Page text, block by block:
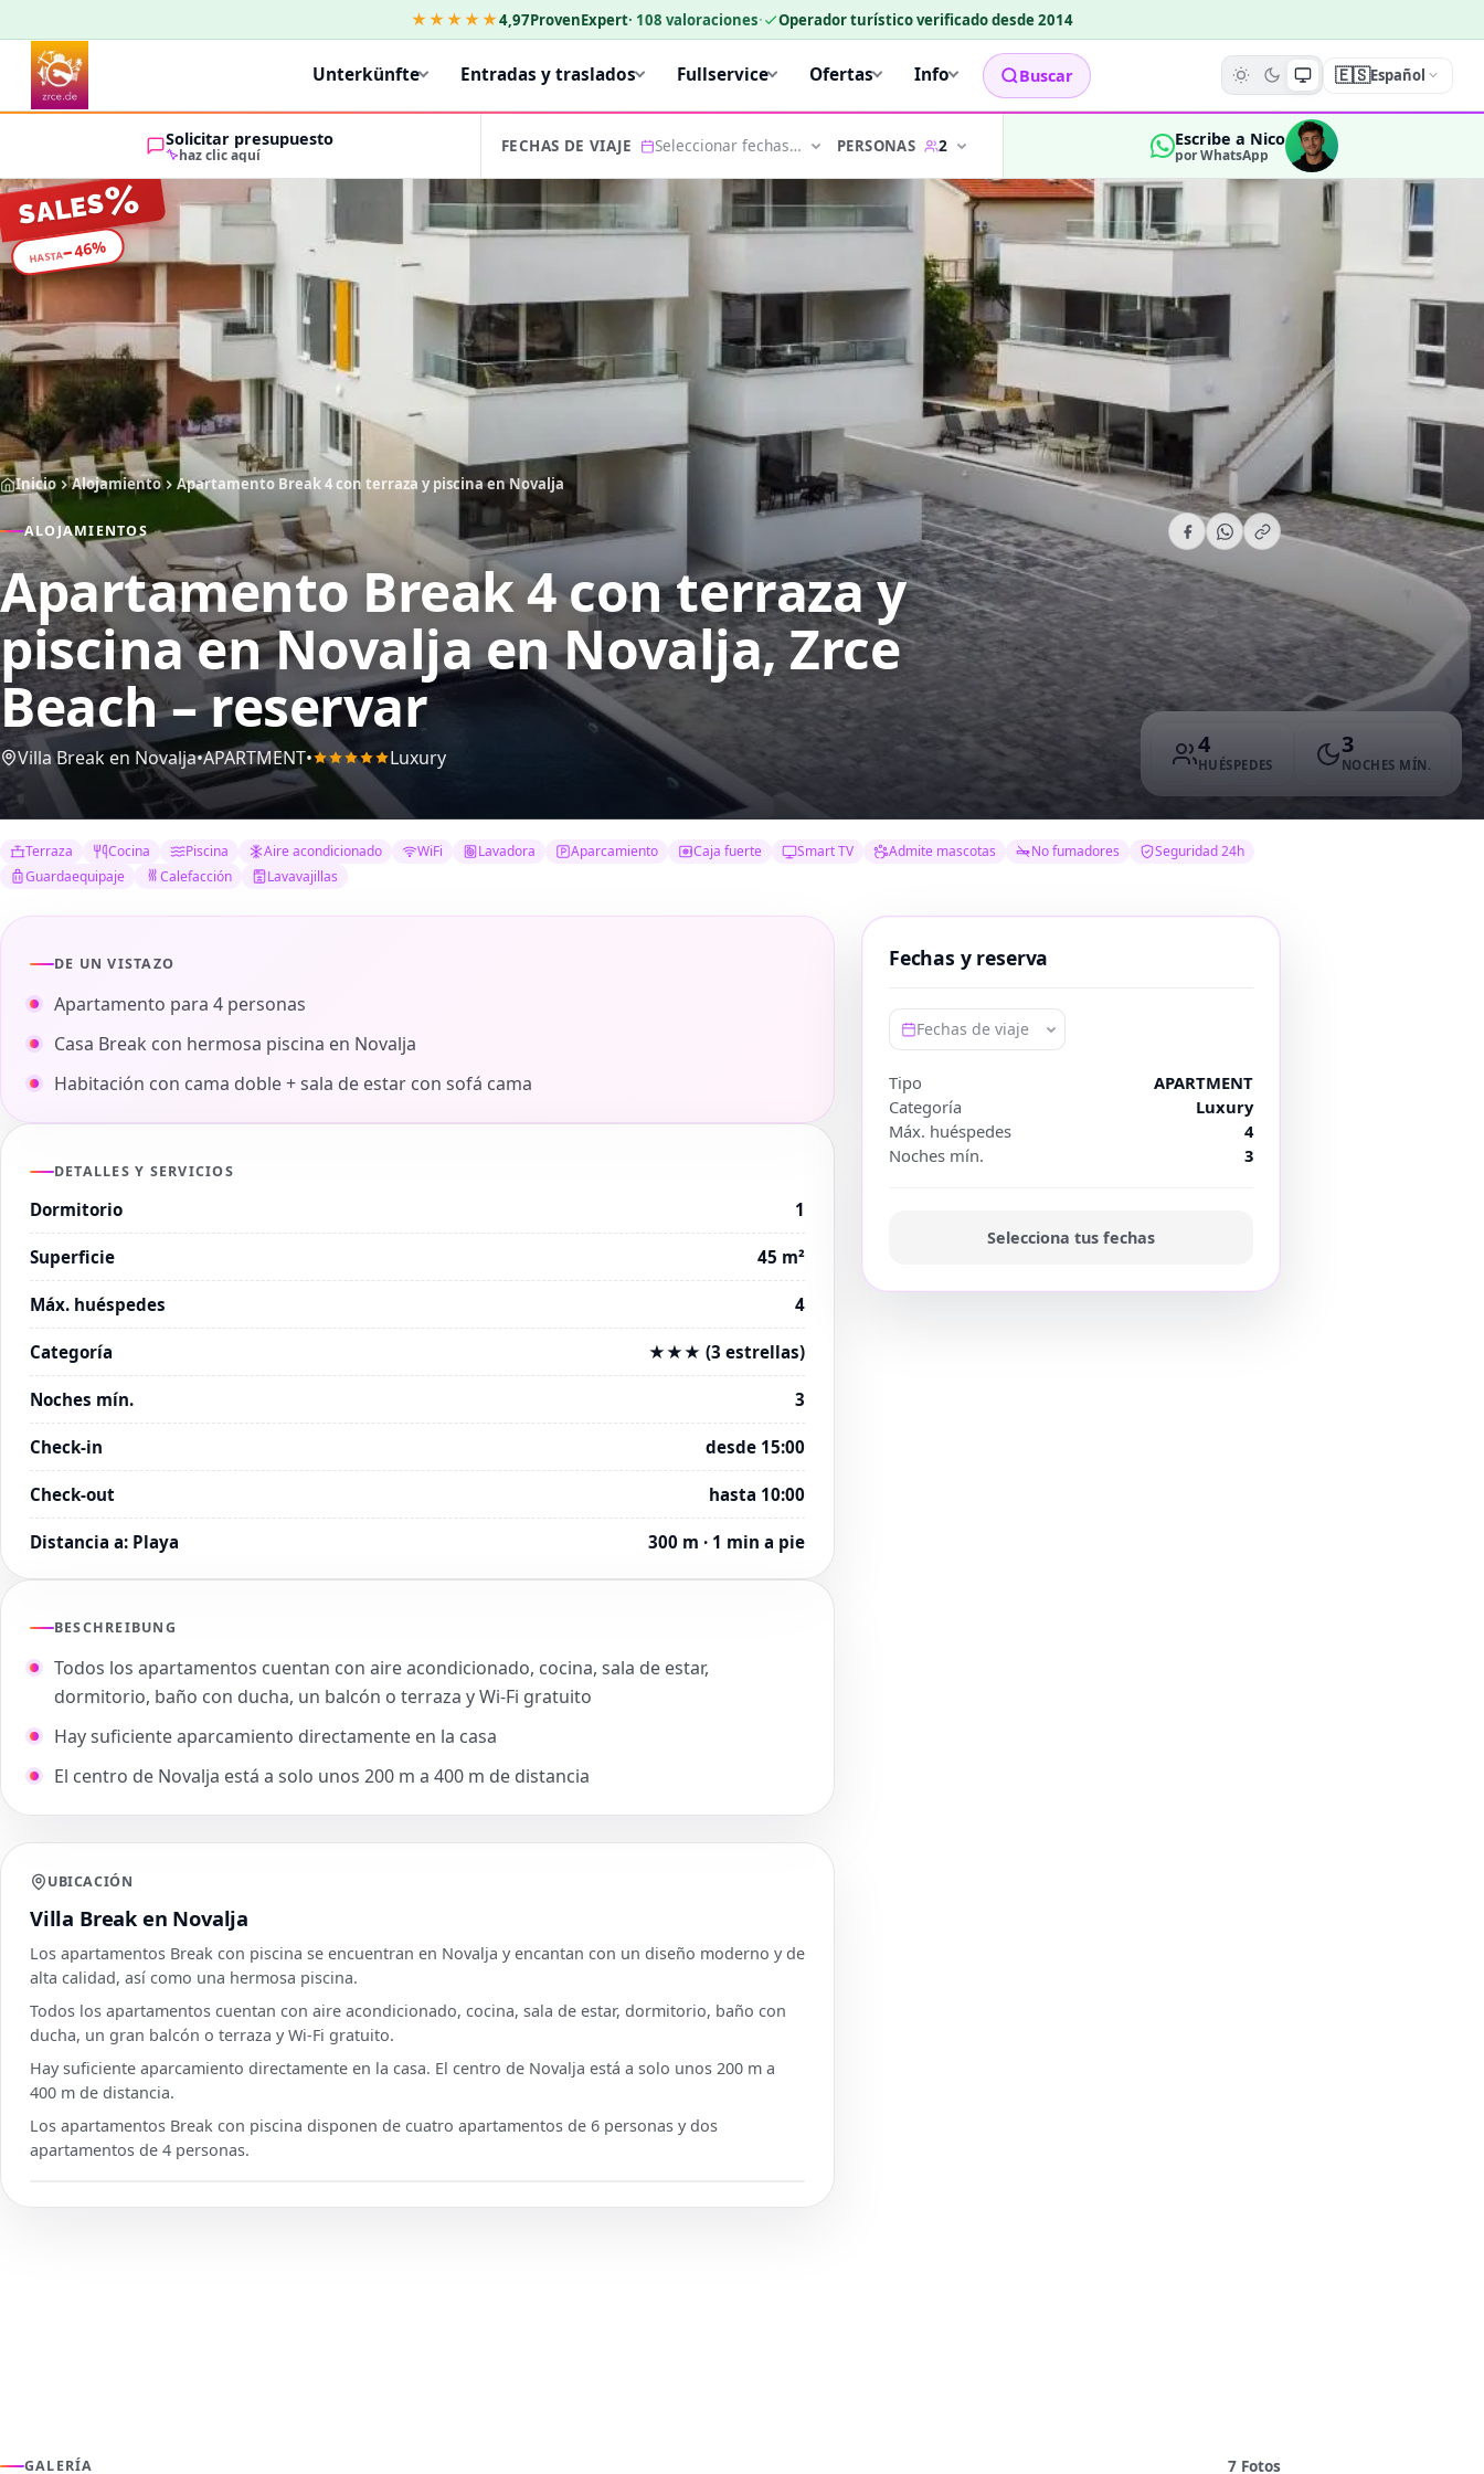
★★★★★4,97ProvenExpert· 108 valoraciones· Operador turístico verificado desde 2014
Unterkünfte Entradas y traslados Fullservice Ofertas Info Buscar 🇪🇸Español
Solicitar presupuesto
haz clic aquí FECHAS DE VIAJE Seleccionar fechas… PERSONAS 2 Escribe a Nico
por WhatsApp
SALES%
HASTA−46%
4
HUÉSPEDES
3
NOCHES MÍN.
Inicio Alojamiento Apartamento Break 4 con terraza y piscina en Novalja
ALOJAMIENTOS
Apartamento Break 4 con terraza y
piscina en Novaljaen Novalja, Zrce
Beach – reservar
Villa Break en Novalja•APARTMENT• Luxury
Terraza Cocina Piscina Aire acondicionado WiFi Lavadora Aparcamiento Caja fuerte Smart TV Admite mascotas No fumadores
Seguridad 24h
Guardaequipaje
Calefacción Lavavajillas
DE UN VISTAZO
Apartamento para 4 personas
Casa Break con hermosa piscina en Novalja
Habitación con cama doble + sala de estar con sofá cama
DETALLES Y SERVICIOS
Dormitorio 1
Superficie 45 m²
Máx. huéspedes 4
Categoría ★★★ (3 estrellas)
Noches mín. 3
Check-in desde 15:00
Check-out hasta 10:00
Distancia a: Playa 300 m · 1 min a pie
BESCHREIBUNG
Todos los apartamentos cuentan con aire acondicionado, cocina, sala de estar,
dormitorio, baño con ducha, un balcón o terraza y Wi-Fi gratuito
Hay suficiente aparcamiento directamente en la casa
El centro de Novalja está a solo unos 200 m a 400 m de distancia
Fechas y reserva
Fechas de viaje
Tipo
APARTMENT
Categoría
Luxury
Máx. huéspedes
4
Noches mín.
3
Selecciona tus fechas
UBICACIÓN
Villa Break en Novalja
Los apartamentos Break con piscina se encuentran en Novalja y encantan con un diseño moderno y de
alta calidad, así como una hermosa piscina.
Todos los apartamentos cuentan con aire acondicionado, cocina, sala de estar, dormitorio, baño con
ducha, un gran balcón o terraza y Wi-Fi gratuito.
Hay suficiente aparcamiento directamente en la casa. El centro de Novalja está a solo unos 200 m a
400 m de distancia.
Los apartamentos Break con piscina disponen de cuatro apartamentos de 6 personas y dos
apartamentos de 4 personas.
GALERÍA 7 Fotos